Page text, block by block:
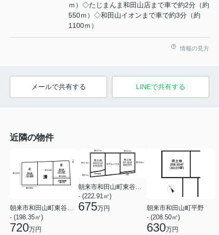
ｍ）◇たじまんま和田山店まで車で約2分（約
550ｍ）◇和田山イオンまで車で約3分（約
1100ｍ）
情報の見方
メールで共有する LINEで共有する
近隣の物件
朝来市和田山町東谷２丁目
- (198.35㎡)
720万円
- (222.91㎡)
675万円
朝来市和田山町平野
- (208.50㎡)
630万円